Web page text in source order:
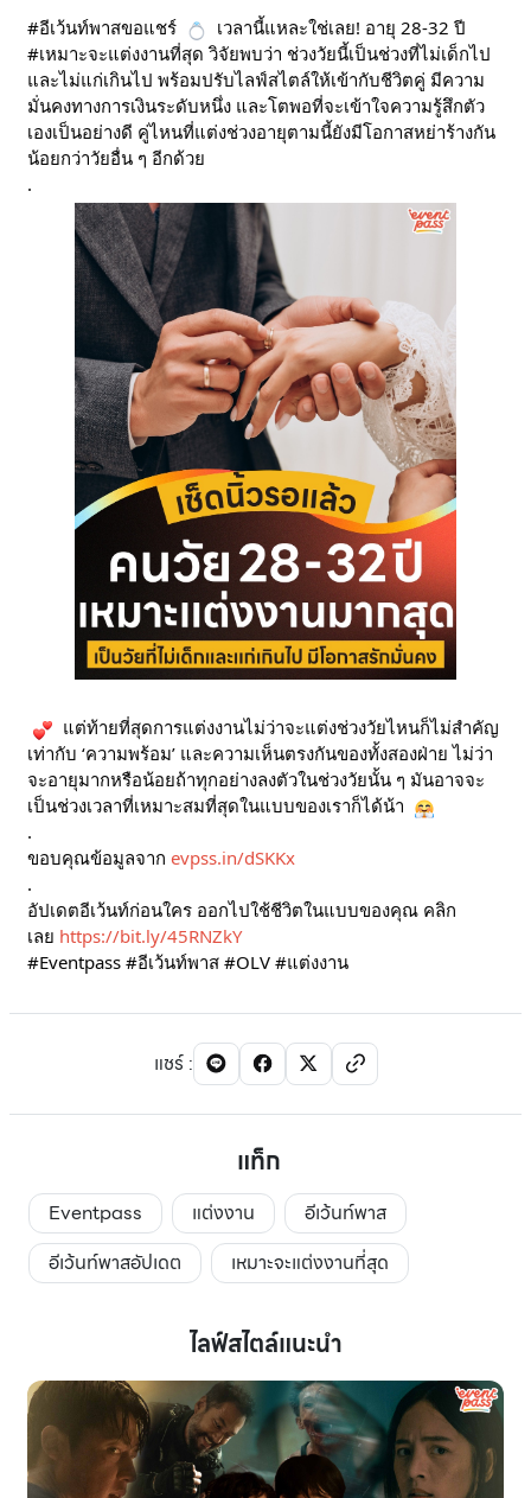
#อีเว้นท์พาสขอแชร์
เวลานี้แหละใช่เลย! อายุ 28-32 ปี
#เหมาะจะแต่งงานที่สุด วิจัยพบว่า ช่วงวัยนี้เป็นช่วงที่ไม่เด็กไป
และไม่แก่เกินไป พร้อมปรับไลฟ์สไตล์ให้เข้ากับชีวิตคู่ มีความ
มั่นคงทางการเงินระดับหนึ่ง และโตพอที่จะเข้าใจความรู้สึกตัว
เองเป็นอย่างดี คู่ไหนที่แต่งช่วงอายุตามนี้ยังมีโอกาสหย่าร้างกัน
น้อยกว่าวัยอื่น ๆ อีกด้วย
.
แต่ท้ายที่สุดการแต่งงานไม่ว่าจะแต่งช่วงวัยไหนก็ไม่สำคัญ
เท่ากับ ‘ความพร้อม’ และความเห็นตรงกันของทั้งสองฝ่าย ไม่ว่า
จะอายุมากหรือน้อยถ้าทุกอย่างลงตัวในช่วงวัยนั้น ๆ มันอาจจะ
เป็นช่วงเวลาที่เหมาะสมที่สุดในแบบของเราก็ได้น้า
.
ขอบคุณข้อมูลจาก evpss.in/dSKKx
.
อัปเดตอีเว้นท์ก่อนใคร ออกไปใช้ชีวิตในแบบของคุณ คลิก
เลย https://bit.ly/45RNZkY
#Eventpass #อีเว้นท์พาส #OLV #แต่งงาน
แชร์:
แท็ก
Eventpass แต่งงาน
อีเว้นท์พาส
อีเว้นท์พาสอัปเดต
เหมาะจะแต่งงานที่สุด
ไลฟ์สไตล์แนะนำ